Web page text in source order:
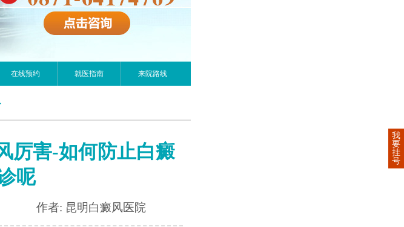
在线预约 就医指南 来院路线
厉害-如何防止白癜
呢
作者: 昆明白癜风医院
我
要
挂
号